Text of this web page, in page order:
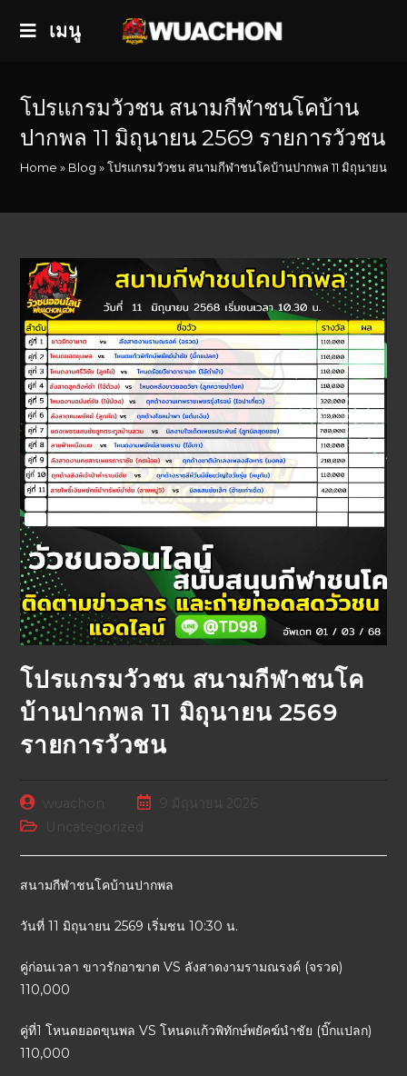
เมนู
โปรแกรมวัวชน สนามกีฬาชนโคบ้าน
ปากพล 11 มิถุนายน 2569 รายการวัวชน
Home » Blog »โปรแกรมวัวชน สนามกีฬาชนโคบ้านปากพล 11 มิถุนายน
โปรแกรมวัวชน สนามกีฬาชนโค
บ้านปากพล 11 มิถุนายน 2569
รายการวัวชน
9 มิถุนายน 2026
Uncategorized
สนามกีฬาชนโคบ้านปากพล
วันที่ 11 มิถุนายน 2569 เริ่มชน 10:30 น.
คู่ก่อนเวลา ขาวรักอาฆาต VS ลังสาดงามรามณรงค์ (จรวด)
110,000
คู่ที่1 โหนดยอดขุนพล VS โหนดแก้วพิทักษ์พยัคฆ์นำชัย (บิ๊กแปลก)
110,000